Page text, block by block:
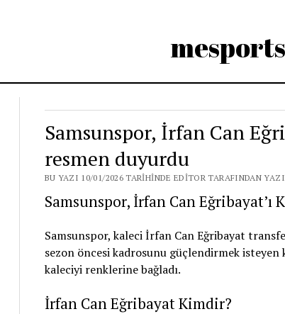
Samsunspor, İrfan Can
resmen duyurdu
BU YAZI 10/01/2026 TARIHINDE EDITOR TARAFINDAN
Samsunspor, İrfan Can Eğribayat’ı
Samsunspor, kaleci İrfan Can Eğribayat
sezon öncesi kadrosunu güçlendirmek isteyen
kaleciyi renklerine bağladı.
İrfan Can Eğribayat Kimdir?